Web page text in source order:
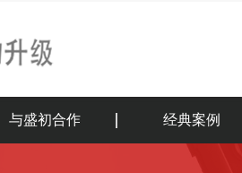
与盛初合作 经典案例